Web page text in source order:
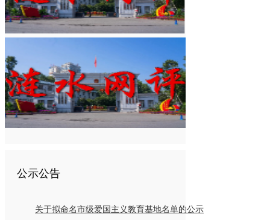
公示公告
关于拟命名市级爱国主义教育基地名单的公示